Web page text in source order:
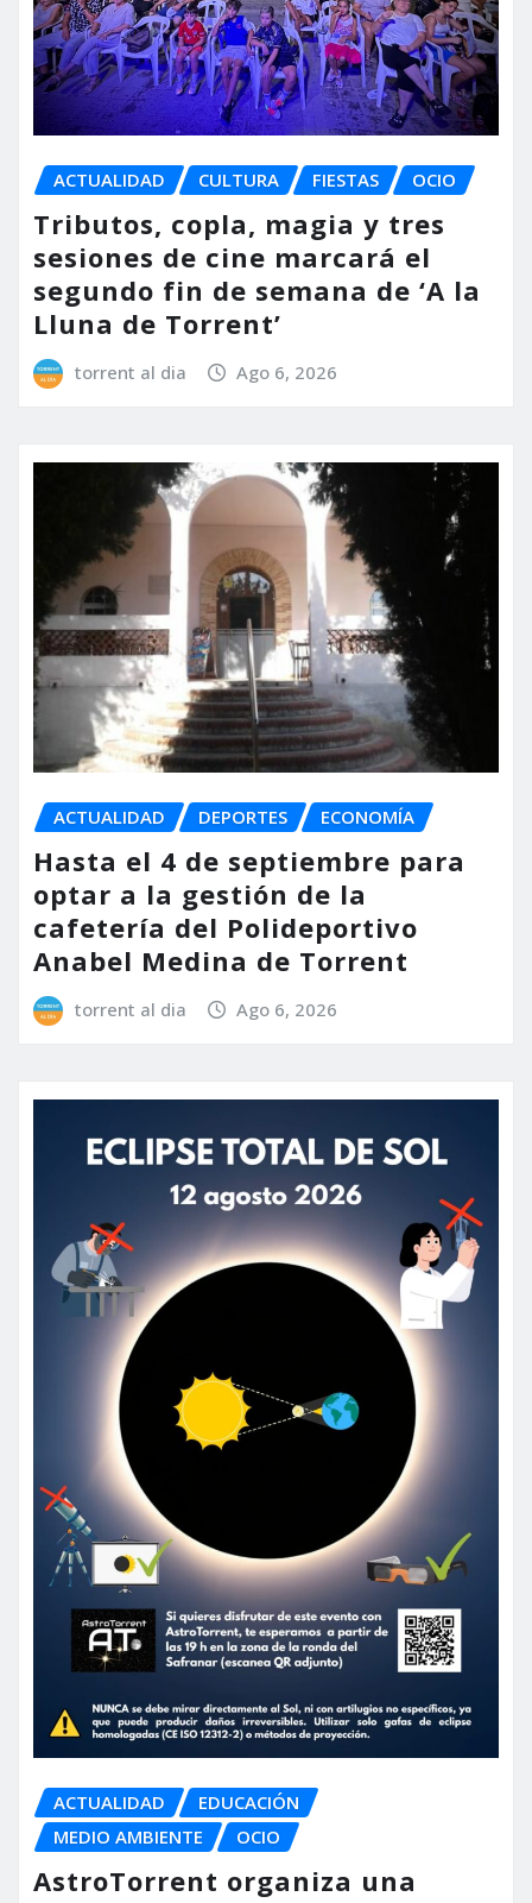
ACTUALIDAD CULTURA FIESTAS OCIO
Tributos, copla, magia y tres
sesiones de cine marcará el
segundo fin de semana de ‘A la
Lluna de Torrent’
torrent al dia Ago 6, 2026
ACTUALIDAD DEPORTES ECONOMÍA
Hasta el 4 de septiembre para
optar a la gestión de la
cafetería del Polideportivo
Anabel Medina de Torrent
torrent al dia Ago 6, 2026
ACTUALIDAD
EDUCACIÓN
MEDIO AMBIENTE
OCIO
AstroTorrent organiza una